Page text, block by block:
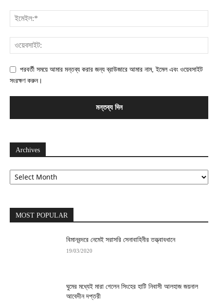
পরবর্তী সময়ে আমার মন্তব্য করার জন্য ব্রাউজারে আমার নাম, ইমেল এবং ওয়েবসাইট
সংরক্ষণ করুন।
Archives
Archives
MOST POPULAR
বিমানবন্দরে নেমেই সরাসরি সেনাবাহিনীর তত্ত্বাবধানে
19/03/2020
ঘুমের মধ্যেই মারা গেলেন সিংহের হাটি নিবাসী আলহাজ জয়নাল
আবেদীন দপ্তরী